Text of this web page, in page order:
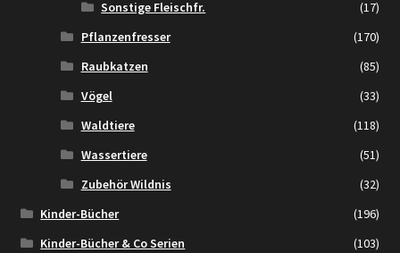
Sonstige Fleischfr.
(17)
Pflanzenfresser
(170)
Raubkatzen
(85)
Vögel
(33)
Waldtiere
(118)
Wassertiere
(51)
Zubehör Wildnis
(32)
Kinder-Bücher
(196)
Kinder-Bücher & Co Serien
(103)